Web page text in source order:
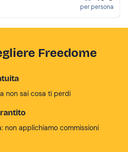
per persona
Freedome
non sai cosa ti perdi
non applichiamo commissioni